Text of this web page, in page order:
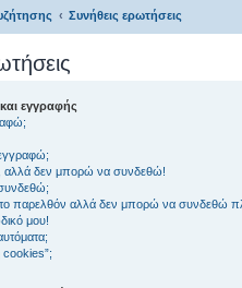
Συνήθεις ερωτήσεις
εγγραφής
αλλά δεν μπορώ να συνδεθώ!
παρελθόν αλλά δεν μπορώ να συνδεθώ
μου!
cookies”;